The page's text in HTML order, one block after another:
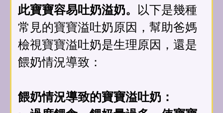
此寶寶容易吐奶溢奶。 以下是幾種
常見的寶寶溢吐奶原因，幫助爸媽
檢視寶寶溢吐奶是生理原因，還是
餵奶情況導致：
餵奶情況導致的寶寶溢吐奶：